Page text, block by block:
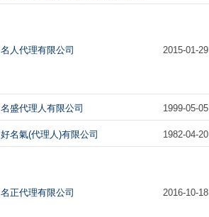
名人代理有限公司 2015-01-29
名盛代理人有限公司 1999-05-05
好名氣(代理人)有限公司 1982-04-20
名正代理有限公司 2016-10-18